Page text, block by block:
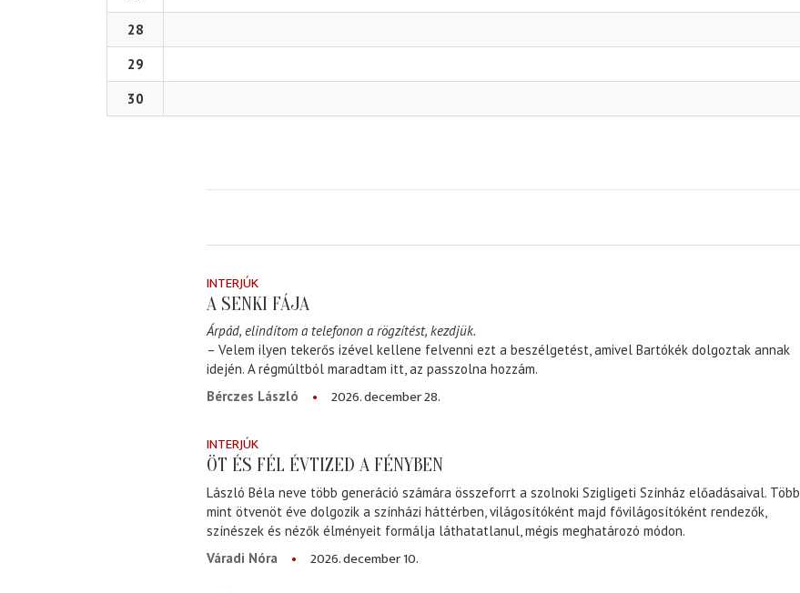
28
29
30
INTERJÚK
A SENKI FÁJA
Árpád, elindítom a telefonon a rögzítést, kezdjük.
– Velem ilyen tekerős izével kellene felvenni ezt a beszélgetést, amivel Bartókék dolgoztak annak
idején. A régmúltból maradtam itt, az passzolna hozzám.
Bérczes László
2026. december 28.
INTERJÚK
ÖT ÉS FÉL ÉVTIZED A FÉNYBEN
László Béla neve több generáció számára összeforrt a szolnoki Szigligeti Színház előadásaival. Több
mint ötvenöt éve dolgozik a színházi háttérben, világosítóként majd fővilágosítóként rendezők,
színészek és nézők élményeit formálja láthatatlanul, mégis meghatározó módon.
Váradi Nóra
2026. december 10.